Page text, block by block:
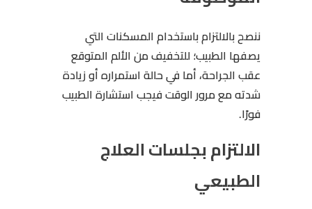
ننصح بالالتزام باستخدام المسكنات التي
يصفها الطبيب؛ للتخفيف من الألم المتوقع
عقب الجراحة، أما في حالة استمراره أو زيادة
شدته مع مرور الوقت فيجب استشارة الطبيب
فورًا.
الالتزام بجلسات العلاج
الطبيعي